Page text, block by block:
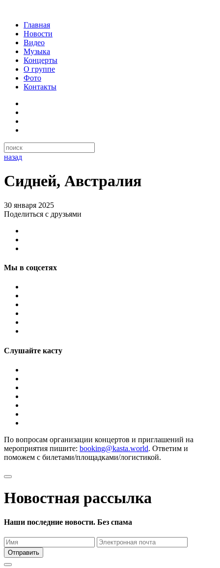
Главная
Новости
Видео
Музыка
Концерты
О группе
Фото
Контакты
назад
Сидней, Австралия
30 января 2025
Поделиться с друзьями
Мы в соцсетях
Слушайте касту
По вопросам организации концертов и приглашений на
мероприятия пишите: booking@kasta.world. Ответим и
поможем с билетами/площадками/логистикой.
Новостная рассылка
Наши последние новости. Без спама
Отправить